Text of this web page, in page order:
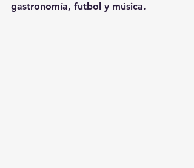
gastronomía, futbol y música.